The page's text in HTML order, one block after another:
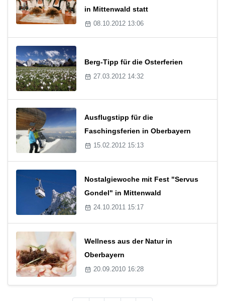
in Mittenwald statt
08.10.2012 13:06
Berg-Tipp für die Osterferien
27.03.2012 14:32
Ausflugstipp für die
Faschingsferien in Oberbayern
15.02.2012 15:13
Nostalgiewoche mit Fest "Servus
Gondel" in Mittenwald
24.10.2011 15:17
Wellness aus der Natur in
Oberbayern
20.09.2010 16:28